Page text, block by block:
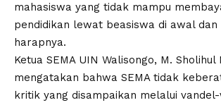
mahasiswa yang tidak mampu
pendidikan lewat beasiswa di awal dan
harapnya.
Ketua SEMA UIN Walisongo, M. Sholihul
mengatakan bahwa SEMA tidak
kritik yang disampaikan melalui